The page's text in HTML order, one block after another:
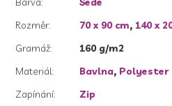
Rozměr: 70 x 90 cm, 140 x
Gramáž:
160 g/m2
Materiál: Bavlna, Polyester
Zapínání:
Zip